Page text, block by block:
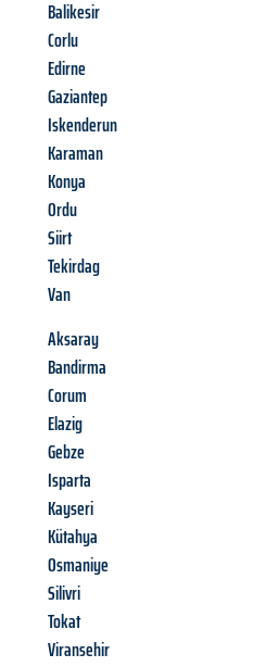
Balikesir
Corlu
Edirne
Gaziantep
Iskenderun
Karaman
Konya
Ordu
Siirt
Tekirdag
Van
Aksaray
Bandirma
Corum
Elazig
Gebze
Isparta
Kayseri
Kütahya
Osmaniye
Silivri
Tokat
Viransehir